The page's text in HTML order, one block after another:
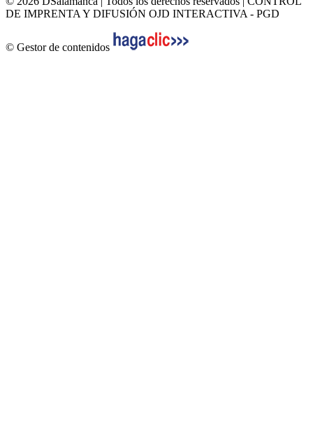
DE IMPRENTA Y DIFUSIÓN OJD INTERACTIVA - PGD
© Gestor de contenidos